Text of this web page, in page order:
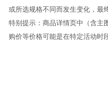
或所选规格不同而发生变化，最
特别提示：商品详情页中（含主
购价等价格可能是在特定活动时